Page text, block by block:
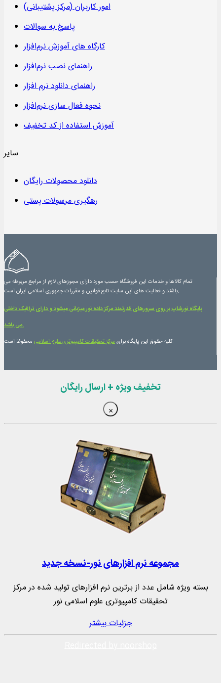
امور کاربران (مرکز پشتیبانی)
پاسخ به سوالات
کارگاه های آموزش نرم‌افزار
راهنمای نصب نرم‌افزار
راهنمای دانلود نرم افزار
نحوه فعال سازی نرم‌افزار
آموزش استفاده از کد تخفیف
سایر
دانلود محصولات رایگان
رهگیری مرسولات پستی
تمام کالاها و خدمات این فروشگاه حسب مورد دارای مجوزهای لازم از مراجع مربوطه می
باشند و فعالیت های این سایت تابع قوانین و مقررات جمهوری اسلامی ایران است.
پایگاه نورشاپ بر روی سرورهای قدرتمند مرکز داده نور میزبانی میشود و دارای ترافیک داخلی
می باشد.
کلیه حقوق این پایگاه برایمرکز تحقیقات کامپیوتری علوم اسلامی محفوظ است.
تخفیف ویژه + ارسال رایگان
×
مجموعه نرم‌ افزارهای نور-نسخه جدید
بسته ویژه شامل عدد از برترین نرم افزارهای تولید شده در مرکز
تحقیقات کامپیوتری علوم اسلامی نور
جزئیات بیشتر